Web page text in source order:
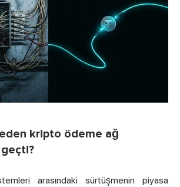
kripto ödeme ağ
arasındaki sürtüşmenin piyasa